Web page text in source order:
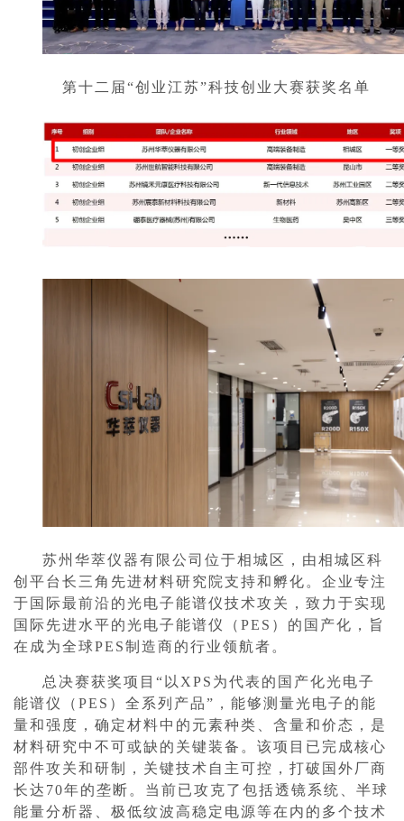
第十二届“创业江苏”科技创业大赛获奖名单
苏州华萃仪器有限公司位于相城区，由相城区科
创平台长三角先进材料研究院支持和孵化。企业专注
于国际最前沿的光电子能谱仪技术攻关，致力于实现
国际先进水平的光电子能谱仪（PES）的国产化，旨
在成为全球PES制造商的行业领航者。
总决赛获奖项目“以XPS为代表的国产化光电子
能谱仪（PES）全系列产品”，能够测量光电子的能
量和强度，确定材料中的元素种类、含量和价态，是
材料研究中不可或缺的关键装备。该项目已完成核心
部件攻关和研制，关键技术自主可控，打破国外厂商
长达70年的垄断。当前已攻克了包括透镜系统、半球
能量分析器、极低纹波高稳定电源等在内的多个技术